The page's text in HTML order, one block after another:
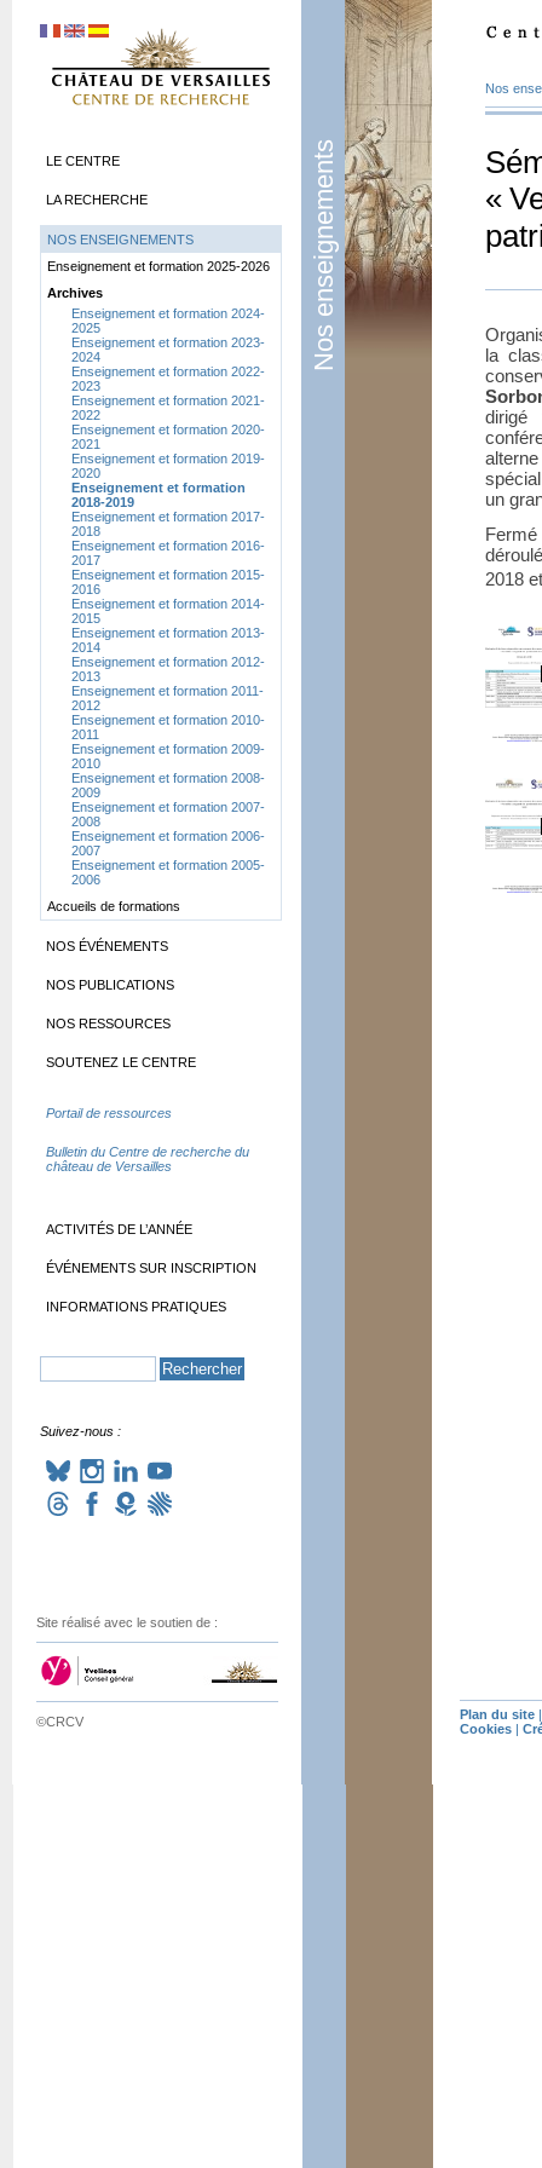
Nos enseignements
Nos
«
la
dirigé
un
2018
LE CENTRE
LA RECHERCHE
NOS ENSEIGNEMENTS
Enseignement et formation 2025-2026
Archives
Enseignement et formation 2024-
2025
Enseignement et formation 2023-
2024
Enseignement et formation 2022-
2023
Enseignement et formation 2021-
2022
Enseignement et formation 2020-
2021
Enseignement et formation 2019-
2020
Enseignement et formation
2018-2019
Enseignement et formation 2017-
2018
Enseignement et formation 2016-
2017
Enseignement et formation 2015-
2016
Enseignement et formation 2014-
2015
Enseignement et formation 2013-
2014
Enseignement et formation 2012-
2013
Enseignement et formation 2011-
2012
Enseignement et formation 2010-
2011
Enseignement et formation 2009-
2010
Enseignement et formation 2008-
2009
Enseignement et formation 2007-
2008
Enseignement et formation 2006-
2007
Enseignement et formation 2005-
2006
Accueils de formations
NOS ÉVÉNEMENTS
NOS PUBLICATIONS
NOS RESSOURCES
SOUTENEZ LE CENTRE
Portail de ressources
Bulletin du Centre de recherche du
château de Versailles
ACTIVITÉS DE L’ANNÉE
ÉVÉNEMENTS SUR INSCRIPTION
INFORMATIONS PRATIQUES
Suivez-nous :
Site réalisé avec le soutien de :
©CRCV Plan du site
Cookies |